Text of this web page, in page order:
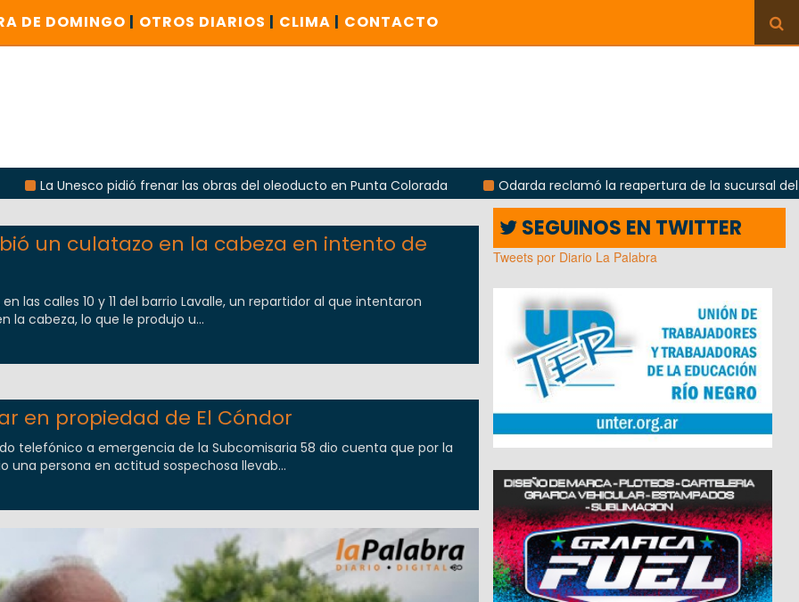
DE DOMINGO | OTROS DIARIOS | CLIMA | CONTACTO
pidió frenar las obras del oleoducto en Punta Colorada
Odarda reclamó la reapertura de la sucursal del Correo
un culatazo en la cabeza en intento de
las calles 10 y 11 del barrio Lavalle, un repartidor al que intentaron
la cabeza, lo que le produjo u...
en propiedad de El Cóndor
telefónico a emergencia de la Subcomisaria 58 dio cuenta que por la
una persona en actitud sospechosa llevab...
SEGUINOS EN TWITTER
Tweets por Diario La Palabra